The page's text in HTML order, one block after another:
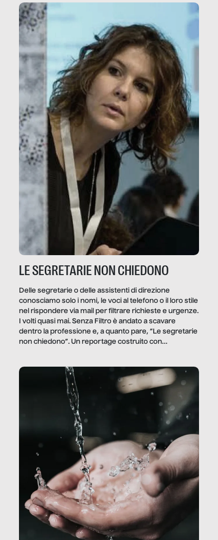
LE SEGRETARIE NON CHIEDONO
Delle segretarie o delle assistenti di direzione
conosciamo solo i nomi, le voci al telefono o il loro stile
nel rispondere via mail per filtrare richieste e urgenze.
I volti quasi mai. Senza Filtro è andato a scavare
dentro la professione e, a quanto pare, “Le segretarie
non chiedono”. Un reportage costruito con